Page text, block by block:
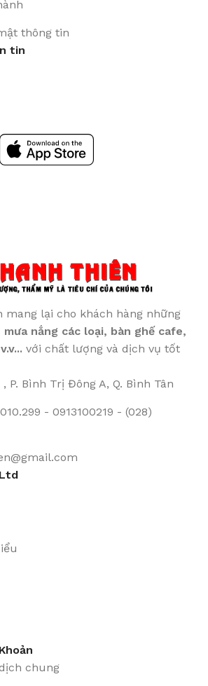
thông tin
tin
mang lại cho khách hàng những
mưa nắng các loại, bàn ghế cafe,
với chất lượng và dịch vụ tốt
P. Bình Trị Đông A, Q. Bình Tân
- 0913100219 - (028)
chung